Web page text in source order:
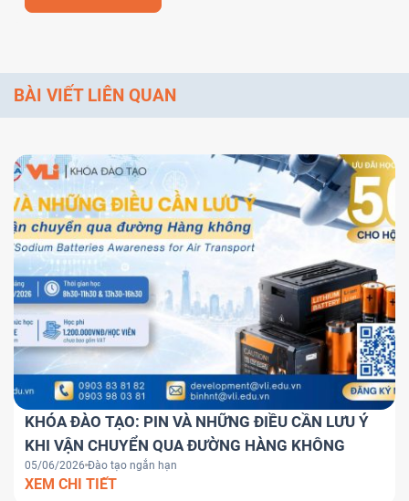
BÀI VIẾT LIÊN QUAN
KHÓA ĐÀO TẠO: PIN VÀ NHỮNG ĐIỀU CẦN LƯU Ý
KHI VẬN CHUYỂN QUA ĐƯỜNG HÀNG KHÔNG
05/06/2026 Đào tạo ngắn hạn
XEM CHI TIẾT